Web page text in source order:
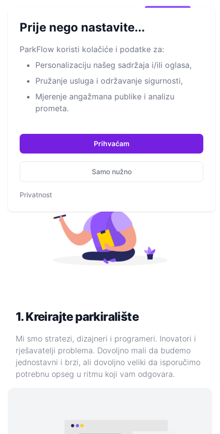
Primjer upotrebe
Otkrijte kako ParkFlow rješava izazove parkiranja kroz
5-korak proces
1. Kreirajte parkiralište
Mi smo stratezi, dizajneri i programeri. Inovatori i
rješavatelji problema. Dovoljno mali da budemo
jednostavni i brzi, ali dovoljno veliki da isporučimo
potrebnu opseg u ritmu koji vam odgovara.
Prije nego nastavite...
ParkFlow koristi kolačiće i podatke za:
Personalizaciju našeg sadržaja i/ili oglasa,
Pružanje usluga i održavanje sigurnosti,
Mjerenje angažmana publike i analizu
prometa.
Prihvaćam
Samo nužno
Privatnost